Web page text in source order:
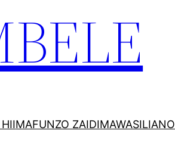
MAFUNZO ZAIDIMAWASILIANO